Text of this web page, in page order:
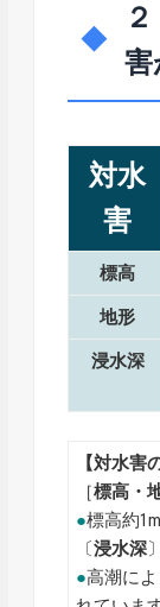
対水
害
標高
地形
浸水深
【対水害
［標高・
●標高約
〔浸水深〕
●高潮に